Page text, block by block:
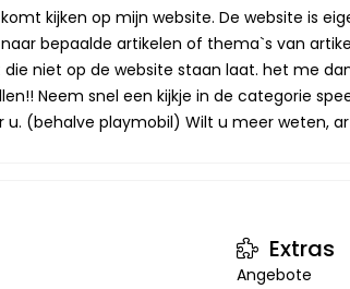
kijken op mijn website. De website is
bepaalde artikelen of thema`s van
niet op de website staan laat. het me
Neem snel een kijkje in de categorie
u. (behalve playmobil) Wilt u meer weten,
Extras
Angebote